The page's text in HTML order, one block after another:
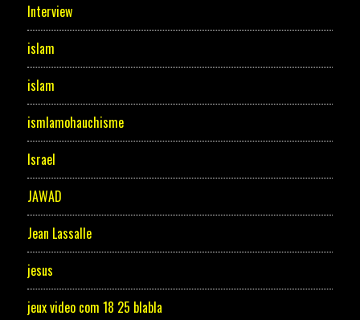
Interview
islam
islam
ismlamohauchisme
Israel
JAWAD
Jean Lassalle
jesus
jeux video com 18 25 blabla